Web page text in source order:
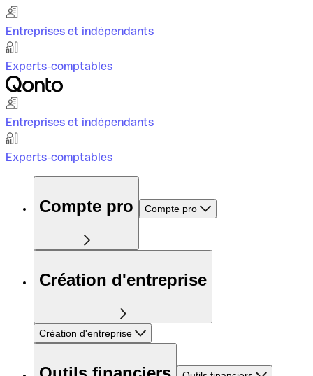
Entreprises et indépendants
Experts-comptables
Entreprises et indépendants
Experts-comptables
Compte pro Compte pro
Création d'entreprise
Création d'entreprise